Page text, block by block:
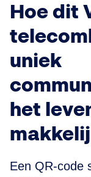
Hoe dit
uniek
het
Een QR-code